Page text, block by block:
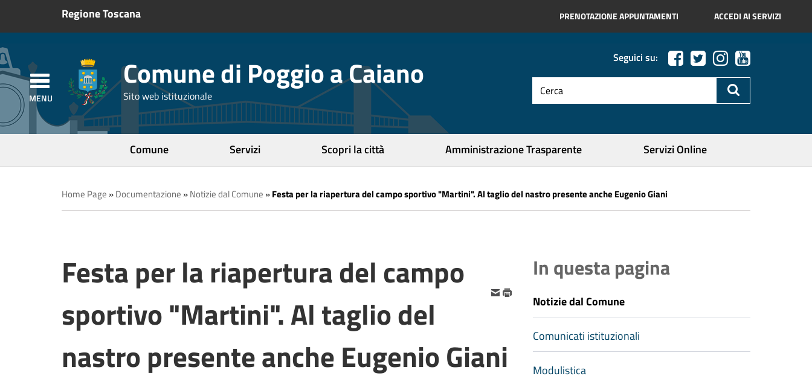
Regione Toscana PRENOTAZIONE APPUNTAMENTI ACCEDI AI SERVIZI
Comune di Poggio a Caiano
Sito web istituzionale
Seguici su:
testo
da
Comune Servizi Scopri la città Amministrazione Trasparente Servizi Online
Home Page »Documentazione »Notizie dal Comune »Festa per la riapertura del campo sportivo "Martini". Al taglio del nastro presente anche Eugenio Giani
Festa per la riapertura del campo
sportivo "Martini". Al taglio del
nastro presente anche Eugenio Giani
In questa pagina
Notizie dal Comune
Comunicati istituzionali
Modulistica